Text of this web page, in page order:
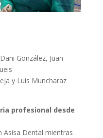
González, Juan
y Luis Muncharaz
profesional desde
Dental mientras